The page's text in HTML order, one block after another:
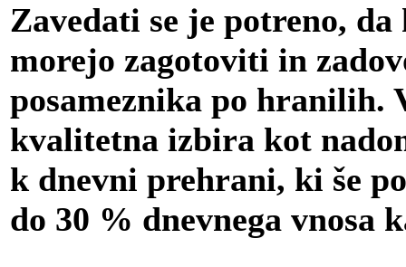
Zavedati se je potreno,
morejo zagotoviti in
posameznika po hranilih.
kvalitetna izbira kot
k dnevni prehrani, ki še
do 30 % dnevnega vnosa